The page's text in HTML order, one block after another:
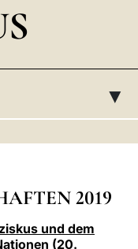
العربيّة
▸
2019
und dem
(20.